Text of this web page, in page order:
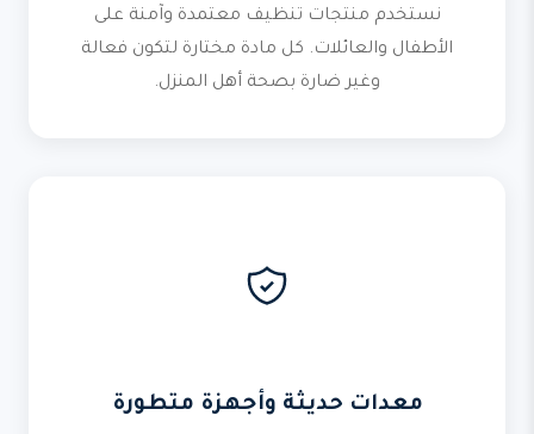
نستخدم منتجات تنظيف معتمدة وآمنة على
الأطفال والعائلات. كل مادة مختارة لتكون فعالة
وغير ضارة بصحة أهل المنزل.
معدات حديثة وأجهزة متطورة